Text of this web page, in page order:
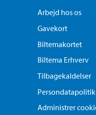
Arbejd hos os
Gavekort
Biltemakortet
Biltema Erhverv
Tilbagekaldelser
Persondatapolitik
Administrer